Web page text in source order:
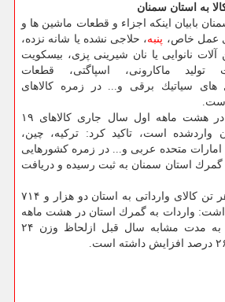
به استان سمنان
بابیان اینكه اجزاء و قطعات ماشین ها و
عمل خاص، پنبه، حلاجی نشده یا شانه نزده،
نانوایی یا نان شیرینی پزی، بیسكویت
ماكارونی، اسپاگتی، قطعات
های سیاتیك برقی و... در زمره كالاهای
سعدالدین بابیان اینكه در هشت ماهه اول سال جاری كالاهای ۱۹
واردشده است، تاكید كرد: تركیه، چین،
امارات متحده عربی و... در زمره كشورهایی
گمرك استان سمنان به ثبت رسیده و دریافت
وی بابیان اینكه ارزش هر تن كالای وارداتی به استان دو هزار و ۷۱۴
داشت: واردات به گمرك استان در هشت ماهه
اول سال جاری نسبت به مدت مشابه سال قبل ازلحاظ وزن ۲۴